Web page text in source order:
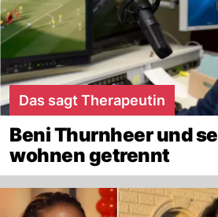
Das sagt Therapeutin
Beni Thurnheer und
wohnen getrennt